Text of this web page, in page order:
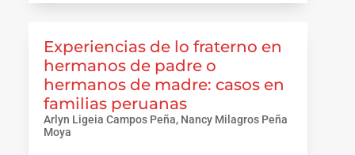
Experiencias de lo fraterno en
hermanos de padre o
hermanos de madre: casos en
familias peruanas
Arlyn Ligeia Campos Peña, Nancy Milagros Peña
Moya